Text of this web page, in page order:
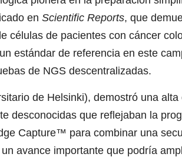
en Scientific Reports, que
de pacientes con cáncer
estándar de referencia en este
de NGS descentralizadas.
de Helsinki), demostró una
que reflejaban la
Capture™ para combinar una
avance importante que podría